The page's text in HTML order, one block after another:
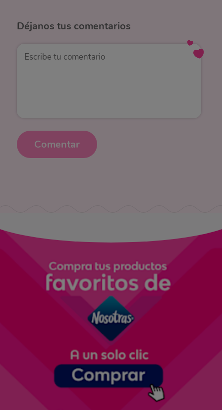
Déjanos tus comentarios
Comentar